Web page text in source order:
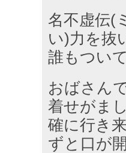
名不虚伝(
い)力を抜
誰もつい
おばさん
着せがま
確に行き
ずと口が